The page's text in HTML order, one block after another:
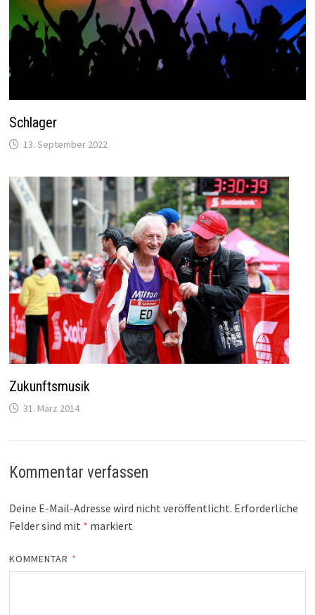
Schlager
13. September 2022
Zukunftsmusik
31. März 2014
Kommentar verfassen
Deine E-Mail-Adresse wird nicht veröffentlicht. Erforderliche
Felder sind mit * markiert
KOMMENTAR *